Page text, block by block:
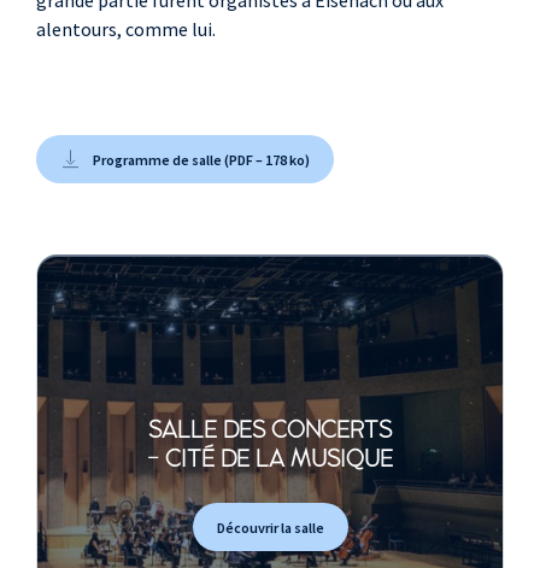
Mein Freund ist mein
n° 9 Chor
Passacaille
Heinrich Schütz
Auf dem Gebirge hat man
ein Geschrei gehöret, SWV
Biagio Marini
Passacaille opus 22 n°5
Giacomo Carissimi
Historia di Jephte
Johann Sebastian
alentours, comme lui.
Programme de salle (PDF – 178 ko)
SALLE DES CONCERTS
- CITÉ DE LA MUSIQUE
Découvrir la salle